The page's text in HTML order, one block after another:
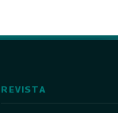
REVISTA